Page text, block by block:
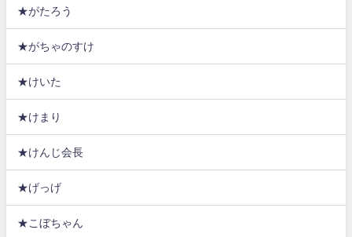
★がたろう
★がちゃのすけ
★けいた
★けまり
★けんじ会長
★げっげ
★こぼちゃん